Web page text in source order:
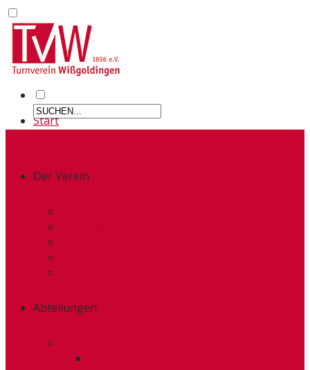
Start
Der Verein
Abteilungen